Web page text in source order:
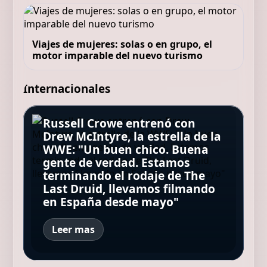
Viajes de mujeres: solas o en grupo, el
motor imparable del nuevo turismo
Internacionales
La Justicia condenó a dos
streamers por humillar y
maltratar a un influencer
hasta su muerte
La película de Jean-Jacques
Annaud, basada en un libro
que ha vendido 3 millones de
copias y ha sido traducido a
más de 50 idiomas, está
disponible en Netflix
Una mujer embarazada cayó
desde el noveno piso de un
edificio y murió, pero su bebé
sobrevivió milagrosamente:
"Es una niña feliz y sana"
Russell Crowe entrenó con
Drew McIntyre, la estrella de la
WWE: "Un buen chico. Buena
gente de verdad. Estamos
terminando el rodaje de The
Last Druid, llevamos filmando
en España desde mayo"
Leer mas
Gerard Piqué, 39 años: “Yo no
hago negocios para ganar
dinero, pero el dinero es el
reflejo de tener éxito y todo el
mundo quiere tener éxito"